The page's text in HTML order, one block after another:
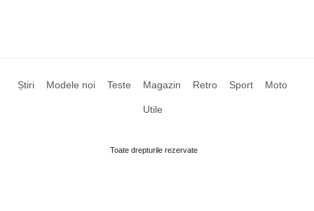
Știri Modele noi Teste Magazin Retro Sport Moto
Utile
Toate drepturile rezervate